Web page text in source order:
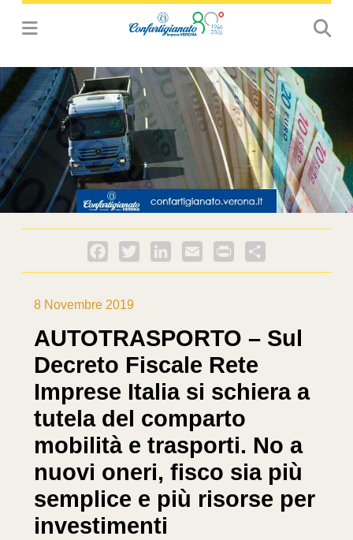
Facebook
Twitter LinkedInEmail PrintFriendly
8 Novembre 2019
AUTOTRASPORTO – Sul
Decreto Fiscale Rete
Imprese Italia si schiera a
tutela del comparto
mobilità e trasporti. No a
nuovi oneri, fisco sia più
semplice e più risorse per
investimenti